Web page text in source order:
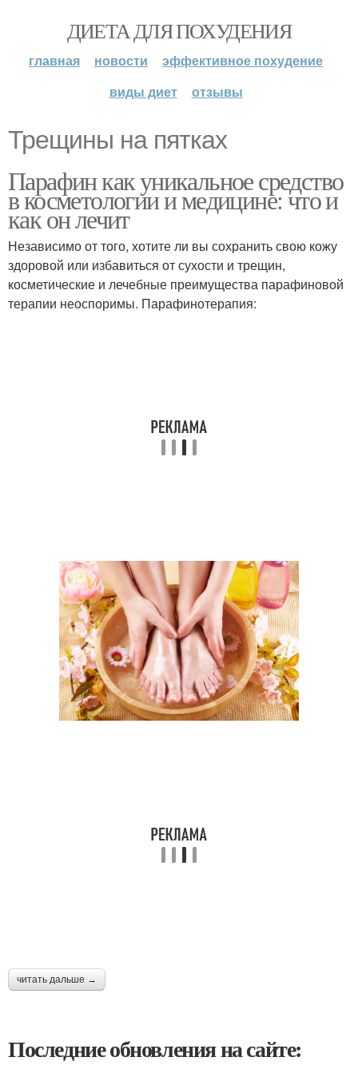
ДИЕТА ДЛЯ ПОХУДЕНИЯ
главная новости
эффективное похудение
виды диет
отзывы
Трещины на пятках
Парафин как уникальное средство
в косметологии и медицине: что и
как он лечит
Независимо от того, хотите ли вы сохранить свою кожу
здоровой или избавиться от сухости и трещин,
косметические и лечебные преимущества парафиновой
терапии неоспоримы. Парафинотерапия:
читать дальше →
Последние обновления на сайте: